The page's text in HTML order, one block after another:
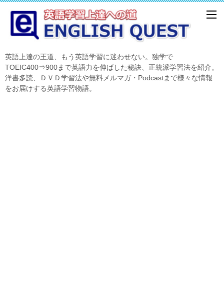
英語上達の王道、もう英語学習に迷わせない。独学で
TOEIC400⇒900まで英語力を伸ばした秘訣、正統派学習法を紹介。
洋書多読、ＤＶＤ学習法や無料メルマガ・Podcastまで様々な情報
をお届けする英語学習物語。